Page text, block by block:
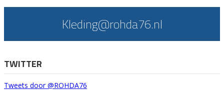
Kleding@rohda76.nl
TWITTER
Tweets door @ROHDA76